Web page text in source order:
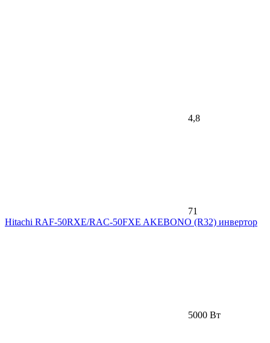
4,8
71
Hitachi RAF-50RXE/RAC-50FXE AKEBONO (R32) инвертор
5000 Вт